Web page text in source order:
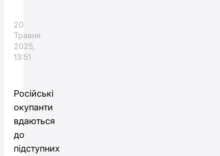
20
Травня
2025,
13:51
Російські
окупанти
вдаються
до
підступних